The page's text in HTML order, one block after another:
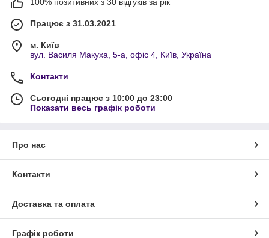
Працює з 31.03.2021
м. Київ
вул. Василя Макуха, 5-а, офіс 4, Київ, Україна
Контакти
Сьогодні працює з 10:00 до 23:00
Показати весь графік роботи
Про нас
Контакти
Доставка та оплата
Графік роботи